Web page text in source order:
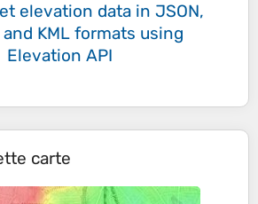
elevation data in JSON,
and KML formats using
Elevation API
carte